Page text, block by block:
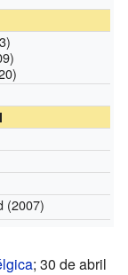
(2007)
; 30 de abril